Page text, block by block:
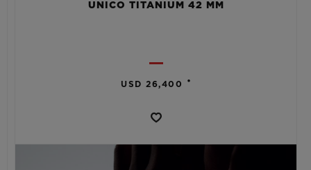
UNICO TITANIUM 42 MM
USD 26,400 •